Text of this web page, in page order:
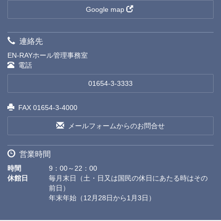
Google map
連絡先
EN-RAYホール管理事務室
電話
01654-3-3333
FAX 01654-3-4000
メールフォームからのお問合せ
営業時間
時間
9：00～22：00
休館日
毎月末日（土・日又は国民の休日にあたる時はその
前日）
年末年始（12月28日から1月3日）